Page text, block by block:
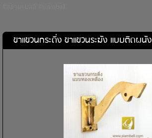
ขาแขวนกระดิ่ง ขาแขวนระฆัง แบบติดผนัง